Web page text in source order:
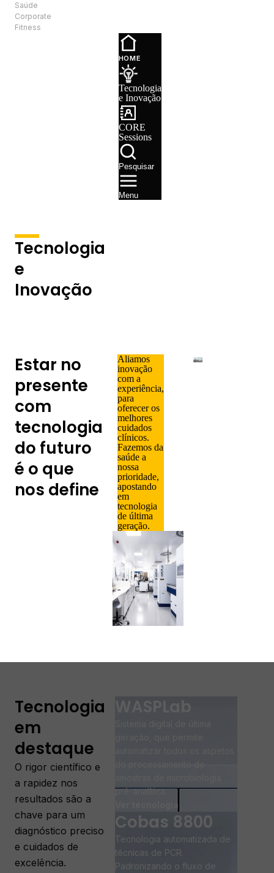
Saúde
Corporate
Fitness
HOME
Tecnologia
e Inovação
CORE
Sessions
Pesquisar
Menu
Tecnologia
e
Inovação
Estar no
presente
com
tecnologia
do futuro
é o que
nos define
Aliamos
inovação
com a
experiência,
para
oferecer os
melhores
cuidados
clínicos.
Fazemos da
saúde a
nossa
prioridade,
apostando
em
tecnologia
de última
geração.
Tecnologia
em
destaque
O rigor científico e
a rapidez nos
resultados são a
chave para um
diagnóstico preciso
e cuidados de
excelência.
WASPLab
pré-analítica.
Ver tecnologia
Cobas 8800
Tecnologia automatizada de
técnicas de PCR.
Padronizando o fluxo de